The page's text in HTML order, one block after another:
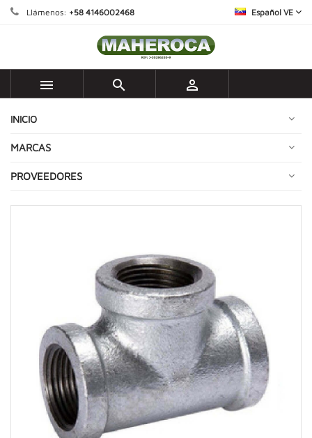
Llámenos: +58 4146002468 Español VE
  
INICIO
MARCAS
PROVEEDORES